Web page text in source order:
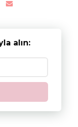
alın: